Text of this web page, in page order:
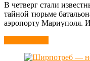
В четверг стали
тайной тюрьме
аэропорту Мариуполя.